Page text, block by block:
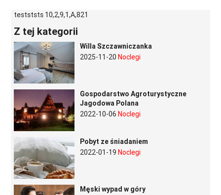
testststs 10,2,9,1,A,821
Z tej kategorii
Willa Szczawniczanka
2025-11-20 Noclegi
Gospodarstwo Agroturystyczne
Jagodowa Polana
2022-10-06 Noclegi
Pobyt ze śniadaniem
2022-01-19 Noclegi
Męski wypad w góry